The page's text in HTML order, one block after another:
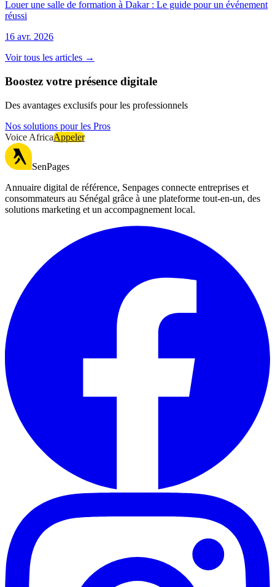
Louer une salle de formation à Dakar : Le guide pour un événement
réussi
16 avr. 2026
Voir tous les articles →
Boostez votre présence digitale
Des avantages exclusifs pour les professionnels
Nos solutions pour les Pros
Voice AfricaAppeler
SenPages
Annuaire digital de référence, Senpages connecte entreprises et
consommateurs au Sénégal grâce à une plateforme tout-en-un, des
solutions marketing et un accompagnement local.